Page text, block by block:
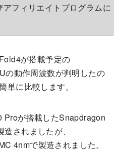
フィリエイトプログラムに
が搭載予定の
の動作周波数が判明したの
単に比較します。
が搭載したSnapdragon
されましたが、
4nmで製造されました。